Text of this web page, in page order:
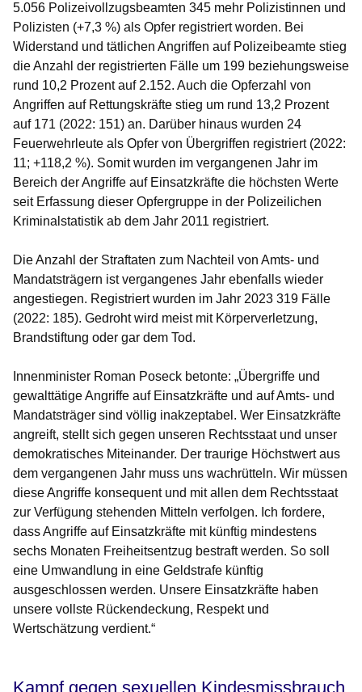
5.056 Polizeivollzugsbeamten 345 mehr Polizistinnen und
Polizisten (+7,3 %) als Opfer registriert worden. Bei
Widerstand und tätlichen Angriffen auf Polizeibeamte stieg
die Anzahl der registrierten Fälle um 199 beziehungsweise
rund 10,2 Prozent auf 2.152. Auch die Opferzahl von
Angriffen auf Rettungskräfte stieg um rund 13,2 Prozent
auf 171 (2022: 151) an. Darüber hinaus wurden 24
Feuerwehrleute als Opfer von Übergriffen registriert (2022:
11; +118,2 %). Somit wurden im vergangenen Jahr im
Bereich der Angriffe auf Einsatzkräfte die höchsten Werte
seit Erfassung dieser Opfergruppe in der Polizeilichen
Kriminalstatistik ab dem Jahr 2011 registriert.
Die Anzahl der Straftaten zum Nachteil von Amts- und
Mandatsträgern ist vergangenes Jahr ebenfalls wieder
angestiegen. Registriert wurden im Jahr 2023 319 Fälle
(2022: 185). Gedroht wird meist mit Körperverletzung,
Brandstiftung oder gar dem Tod.
Innenminister Roman Poseck betonte: „Übergriffe und
gewalttätige Angriffe auf Einsatzkräfte und auf Amts- und
Mandatsträger sind völlig inakzeptabel. Wer Einsatzkräfte
angreift, stellt sich gegen unseren Rechtsstaat und unser
demokratisches Miteinander. Der traurige Höchstwert aus
dem vergangenen Jahr muss uns wachrütteln. Wir müssen
diese Angriffe konsequent und mit allen dem Rechtsstaat
zur Verfügung stehenden Mitteln verfolgen. Ich fordere,
dass Angriffe auf Einsatzkräfte mit künftig mindestens
sechs Monaten Freiheitsentzug bestraft werden. So soll
eine Umwandlung in eine Geldstrafe künftig
ausgeschlossen werden. Unsere Einsatzkräfte haben
unsere vollste Rückendeckung, Respekt und
Wertschätzung verdient.“
Kampf gegen sexuellen Kindesmissbrauch